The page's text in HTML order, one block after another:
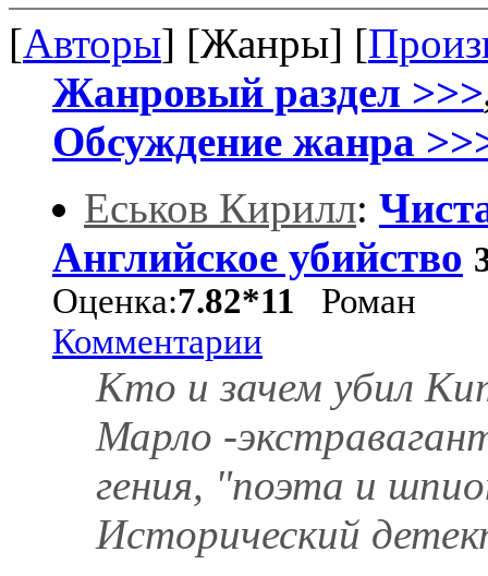
[Авторы] [Жанры] [
Жанровый раздел >>>
Обсуждение жанра
Еськов Кирилл:
Английское убийство
Оценка:7.82*11 Роман
Комментарии
Кто и зачем убил
Марло -
гения, "поэта и
Исторический